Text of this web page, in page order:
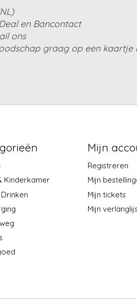
en Bancontact
ons
graag op een kaartje
Kinderkamer
Mijn
Registreren
Mijn
Mijn tickets
Mijn